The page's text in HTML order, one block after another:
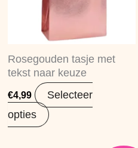
Rosegouden tasje met
tekst naar keuze
€4,99
Selecteer
opties